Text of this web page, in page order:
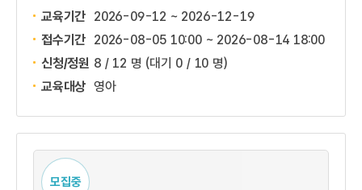
교육기간 2026-09-12 ~ 2026-12-19
접수기간 2026-08-05 10:00 ~ 2026-08-14 18:00
신청/정원 8 / 12 명 (대기 0 / 10 명)
교육대상 영아
모집중